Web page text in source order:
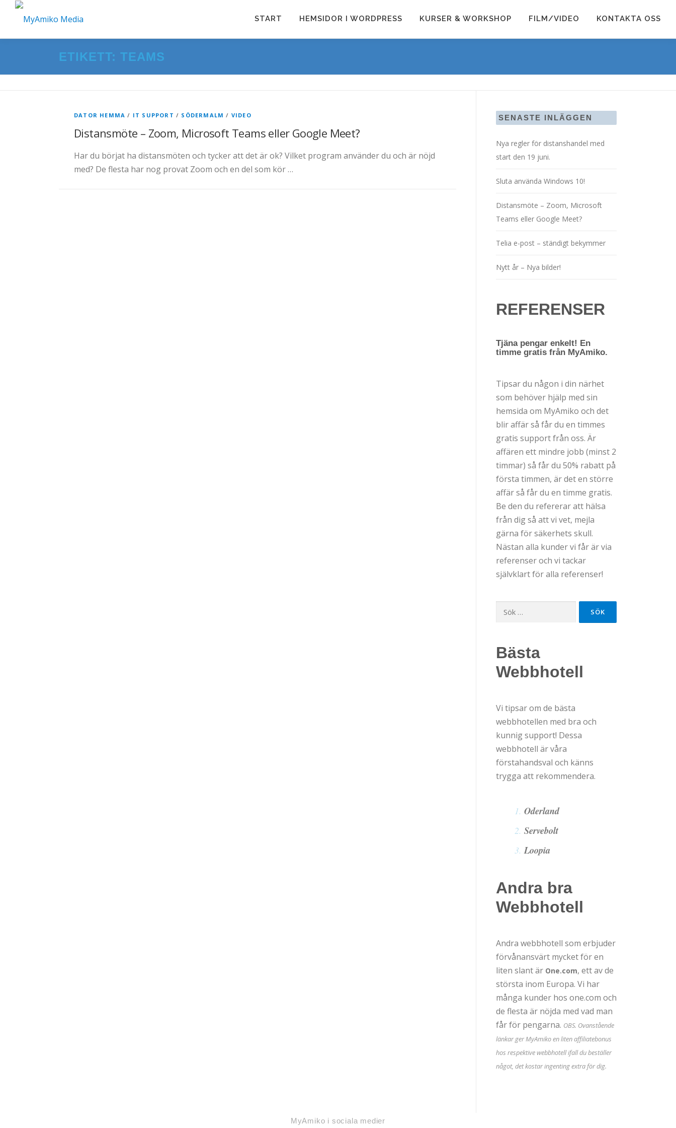
Hoppa
START HEMSIDOR I WORDPRESS KURSER & WORKSHOP FILM/VIDEO KONTAKTA OSS
ETIKETT: TEAMS
DATOR HEMMA / IT SUPPORT / SÖDERMALM / VIDEO
Distansmöte – Zoom, Microsoft Teams eller Google Meet?
Har du börjat ha distansmöten och tycker att det är ok? Vilket program använder du och är nöjd
med? De flesta har nog provat Zoom och en del som kör …
SENASTE INLÄGGEN
Nya regler för distanshandel med
start den 19 juni.
Sluta använda Windows 10!
Distansmöte – Zoom, Microsoft
Teams eller Google Meet?
Telia e-post – ständigt bekymmer
Nytt år – Nya bilder!
REFERENSER
Tjäna pengar enkelt! En
timme gratis från MyAmiko.
Tipsar du någon i din närhet
som behöver hjälp med sin
hemsida om MyAmiko och det
blir affär så får du en timmes
gratis support från oss. Är
affären ett mindre jobb (minst 2
timmar) så får du 50% rabatt på
första timmen, är det en större
affär så får du en timme gratis.
Be den du refererar att hälsa
från dig så att vi vet, mejla
gärna för säkerhets skull.
Nästan alla kunder vi får är via
referenser och vi tackar
självklart för alla referenser!
Sök
Bästa
Webbhotell
Vi tipsar om de bästa
webbhotellen med bra och
kunnig support! Dessa
webbhotell är våra
förstahandsval och känns
trygga att rekommendera.
Oderland
Servebolt
Loopia
Andra bra
Webbhotell
Andra webbhotell som erbjuder
förvånansvärt mycket för en
liten slant är One.com, ett av de
största inom Europa. Vi har
många kunder hos one.com och
de flesta är nöjda med vad man
får för pengarna. OBS. Ovanstående
länkar ger MyAmiko en liten affiliatebonus
hos respektive webbhotell ifall du beställer
något, det kostar ingenting extra för dig.
MyAmiko i sociala medier